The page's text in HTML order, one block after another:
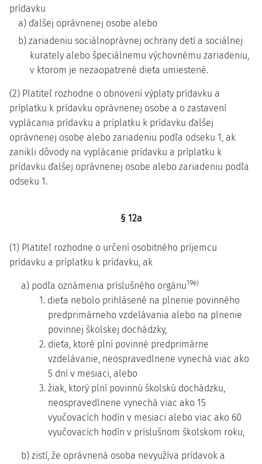
prídavku
a) ďalšej oprávnenej osobe alebo
b) zariadeniu sociálnoprávnej ochrany detí a sociálnej
kurately alebo špeciálnemu výchovnému zariadeniu,
v ktorom je nezaopatrené dieťa umiestené.
(2) Platiteľ rozhodne o obnovení výplaty prídavku a
príplatku k prídavku oprávnenej osobe a o zastavení
vyplácania prídavku a príplatku k prídavku ďalšej
oprávnenej osobe alebo zariadeniu podľa odseku 1, ak
zanikli dôvody na vyplácanie prídavku a príplatku k
prídavku ďalšej oprávnenej osobe alebo zariadeniu podľa
odseku 1.
§ 12a
(1) Platiteľ rozhodne o určení osobitného príjemcu
prídavku a príplatku k prídavku, ak
a) podľa oznámenia príslušného orgánu19e)
1. dieťa nebolo prihlásené na plnenie povinného
predprimárneho vzdelávania alebo na plnenie
povinnej školskej dochádzky,
2. dieťa, ktoré plní povinné predprimárne
vzdelávanie, neospravedlnene vynechá viac ako
5 dní v mesiaci, alebo
3. žiak, ktorý plní povinnú školskú dochádzku,
neospravedlnene vynechá viac ako 15
vyučovacích hodín v mesiaci alebo viac ako 60
vyučovacích hodín v príslušnom školskom roku,
b) zistí, že oprávnená osoba nevyužíva prídavok a